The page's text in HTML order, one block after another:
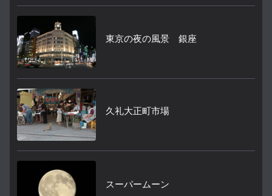
東京の夜の風景 銀座
久礼大正町市場
スーパームーン